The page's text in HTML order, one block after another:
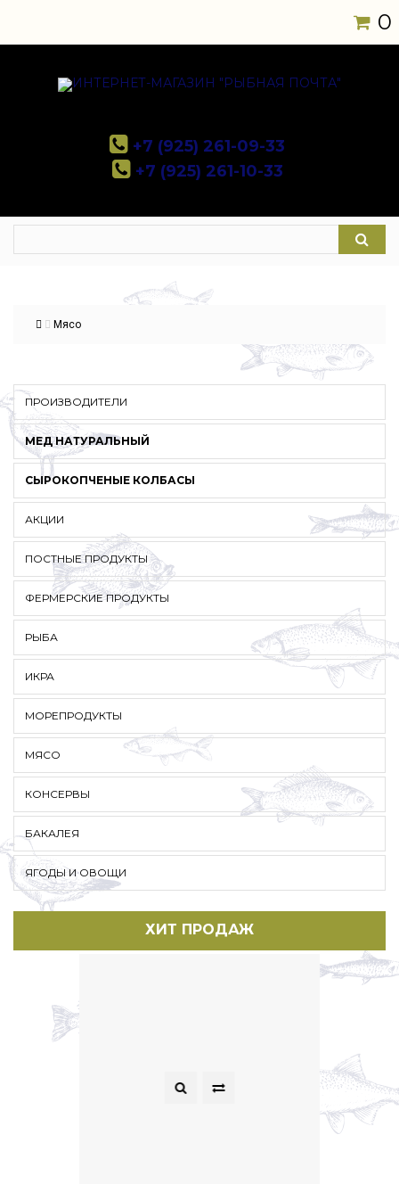
0
+7 (925) 261-09-33
+7 (925) 261-10-33
Мясо
ПРОИЗВОДИТЕЛИ
МЕД НАТУРАЛЬНЫЙ
СЫРОКОПЧЕНЫЕ КОЛБАСЫ
АКЦИИ
ПОСТНЫЕ ПРОДУКТЫ
ФЕРМЕРСКИЕ ПРОДУКТЫ
РЫБА
ИКРА
МОРЕПРОДУКТЫ
МЯСО
КОНСЕРВЫ
БАКАЛЕЯ
ЯГОДЫ И ОВОЩИ
ХИТ ПРОДАЖ